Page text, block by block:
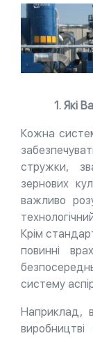
1. Які
Кожна
стружки,
зернових
важливо
Крім
повинні
систему
Наприклад,